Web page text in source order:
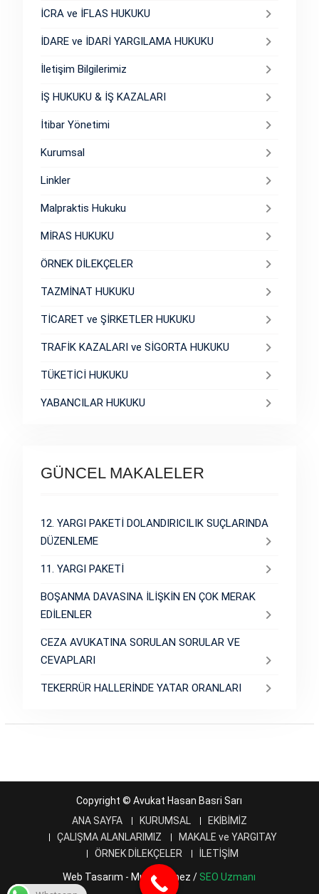
İCRA ve İFLAS HUKUKU
İDARE ve İDARİ YARGILAMA HUKUKU
İletişim Bilgilerimiz
İŞ HUKUKU & İŞ KAZALARI
İtibar Yönetimi
Kurumsal
Linkler
Malpraktis Hukuku
MİRAS HUKUKU
ÖRNEK DİLEKÇELER
TAZMİNAT HUKUKU
TİCARET ve ŞİRKETLER HUKUKU
TRAFİK KAZALARI ve SİGORTA HUKUKU
TÜKETİCİ HUKUKU
YABANCILAR HUKUKU
GÜNCEL MAKALELER
12. YARGI PAKETİ DOLANDIRICILIK SUÇLARINDA
DÜZENLEME
11. YARGI PAKETİ
BOŞANMA DAVASINA İLİŞKİN EN ÇOK MERAK
EDİLENLER
CEZA AVUKATINA SORULAN SORULAR VE
CEVAPLARI
TEKERRÜR HALLERİNDE YATAR ORANLARI
Copyright © Avukat Hasan Basri Sarı
ANA SAYFA
KURUMSAL
EKİBİMİZ
ÇALIŞMA ALANLARIMIZ
MAKALE ve YARGITAY
ÖRNEK DİLEKÇELER
İLETİŞİM
Web Tasarım - Murat Ölmez / SEO Uzmanı